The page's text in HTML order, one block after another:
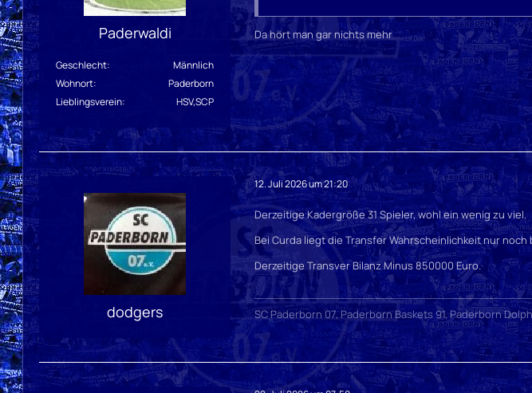
Paderwaldi
Geschlecht
Männlich
Wohnort
Paderborn
Lieblingsverein
HSV,SCP
Da hört man gar nichts mehr
dodgers
12. Juli 2026 um 21:20
Derzeitige Kadergröße 31 Spieler, wohl ein wenig zu viel.
Bei Curda liegt die Transfer Wahrscheinlichkeit nur noch
Derzeitige Transver Bilanz Minus 850000 Euro.
SC Paderborn 07, Paderborn Baskets 91, Paderborn